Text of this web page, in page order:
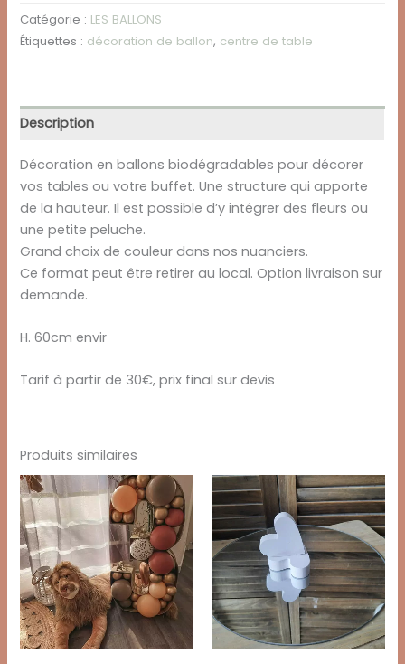
CENTRE
DE
TABLE
Catégorie : LES BALLONS
Étiquettes : décoration de ballon, centre de table
Description
Décoration en ballons biodégradables pour décorer
vos tables ou votre buffet. Une structure qui apporte
de la hauteur. Il est possible d’y intégrer des fleurs ou
une petite peluche.
Grand choix de couleur dans nos nuanciers.
Ce format peut être retirer au local. Option livraison sur
demande.
H. 60cm envir
Tarif à partir de 30€, prix final sur devis
Produits similaires